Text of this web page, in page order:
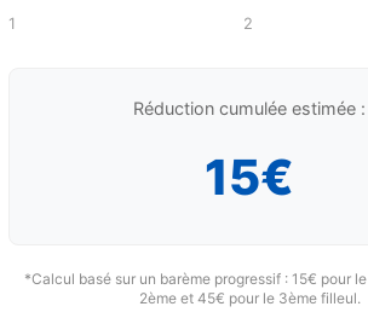
1 2
Réduction cumulée estimée :
15€
*Calcul basé sur un barème progressif : 15€ pour
2ème et 45€ pour le 3ème filleul.